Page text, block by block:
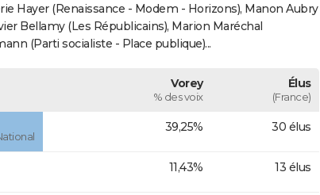
Hayer (Renaissance - Modem - Horizons), Manon Aubry
Bellamy (Les Républicains), Marion Maréchal
(Parti socialiste - Place publique)...
Vorey
% des voix
Élus
(France)
39,25% 30 élus
11,43% 13 élus